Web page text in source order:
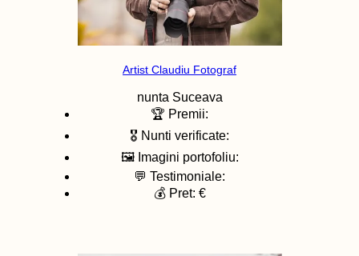
Artist Claudiu Fotograf
nunta Suceava
🏆 Premii:
🎖️ Nunti verificate:
🖼️ Imagini portofoliu:
💬 Testimoniale:
💰 Pret: €